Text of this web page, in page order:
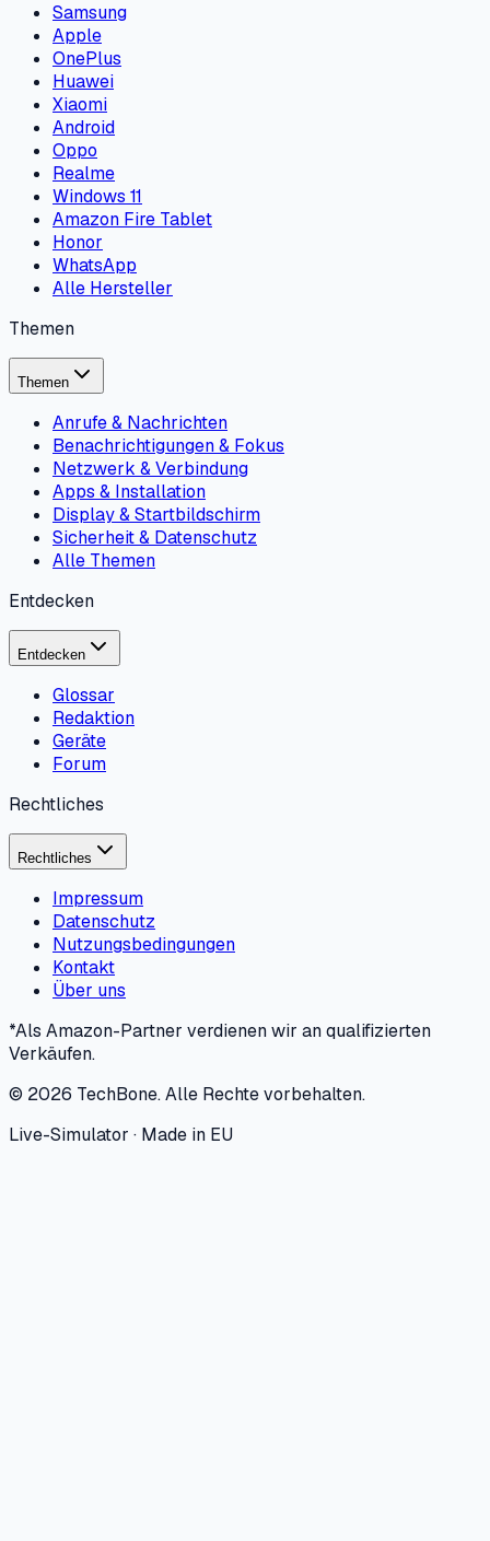
Samsung
Apple
OnePlus
Huawei
Xiaomi
Android
Oppo
Realme
Windows 11
Amazon Fire Tablet
Honor
WhatsApp
Alle Hersteller
Themen
Themen
Anrufe & Nachrichten
Benachrichtigungen & Fokus
Netzwerk & Verbindung
Apps & Installation
Display & Startbildschirm
Sicherheit & Datenschutz
Alle Themen
Entdecken
Entdecken
Glossar
Redaktion
Geräte
Forum
Rechtliches
Rechtliches
Impressum
Datenschutz
Nutzungsbedingungen
Kontakt
Über uns
*Als Amazon-Partner verdienen wir an qualifizierten
Verkäufen.
© 2026 TechBone.Alle Rechte vorbehalten.
Live-Simulator · Made in EU